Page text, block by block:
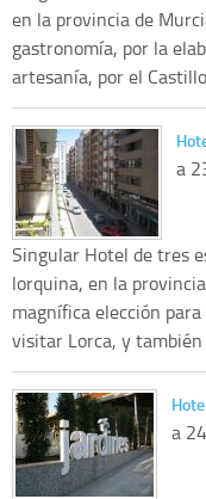
en la provincia de
gastronomía, por la
artesanía, por el
a
Singular Hotel de tres
lorquina, en la
magnífica elección
visitar Lorca, y también
a